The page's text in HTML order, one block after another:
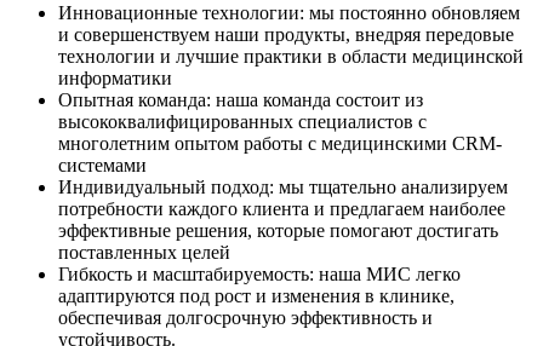
Инновационные технологии: мы постоянно обновляем
и совершенствуем наши продукты, внедряя передовые
технологии и лучшие практики в области медицинской
информатики
Опытная команда: наша команда состоит из
высококвалифицированных специалистов с
многолетним опытом работы с медицинскими CRM-
системами
Индивидуальный подход: мы тщательно анализируем
потребности каждого клиента и предлагаем наиболее
эффективные решения, которые помогают достигать
поставленных целей
Гибкость и масштабируемость: наша МИС легко
адаптируются под рост и изменения в клинике,
обеспечивая долгосрочную эффективность и
устойчивость.